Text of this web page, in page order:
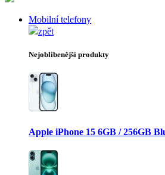
Mobilní telefony
zpět
Nejoblíbenější produkty
Apple iPhone 15 6GB / 256GB